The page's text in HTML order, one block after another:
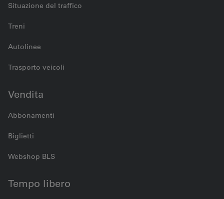
Situazione del traffico
Treni
Autolinee
Trasporto veicoli
Vendita
Abbonamenti
Biglietti
Webshop BLS
Tempo libero